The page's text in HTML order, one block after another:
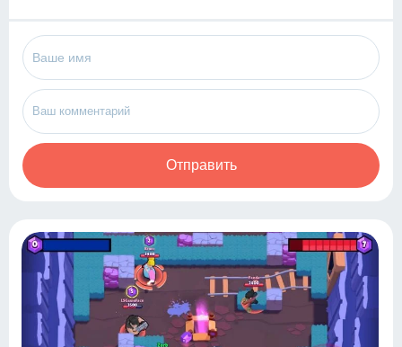
Отправить